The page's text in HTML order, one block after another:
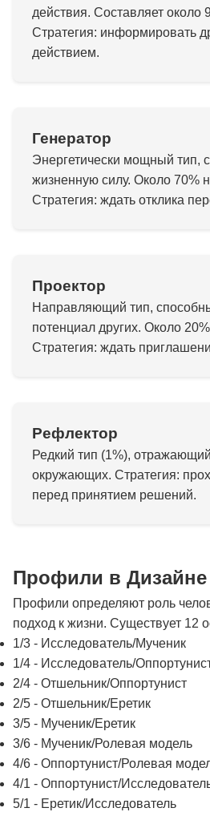
действия. Составляет около
Стратегия: информировать
действием.
Генератор
Энергетически мощный тип,
жизненную силу. Около 70%
Стратегия: ждать отклика
Проектор
Направляющий тип,
потенциал других. Около
Стратегия: ждать
Рефлектор
Редкий тип (1%),
окружающих. Стратегия:
перед принятием решений.
Профили в Дизайне
Профили определяют роль
подход к жизни. Существует 12
1/3 - Исследователь/Мученик
1/4 - Исследователь/
2/4 - Отшельник/Оппортунист
2/5 - Отшельник/Еретик
3/5 - Мученик/Еретик
3/6 - Мученик/Ролевая модель
4/6 - Оппортунист/Ролевая
4/1 - Оппортунист/
5/1 - Еретик/Исследователь